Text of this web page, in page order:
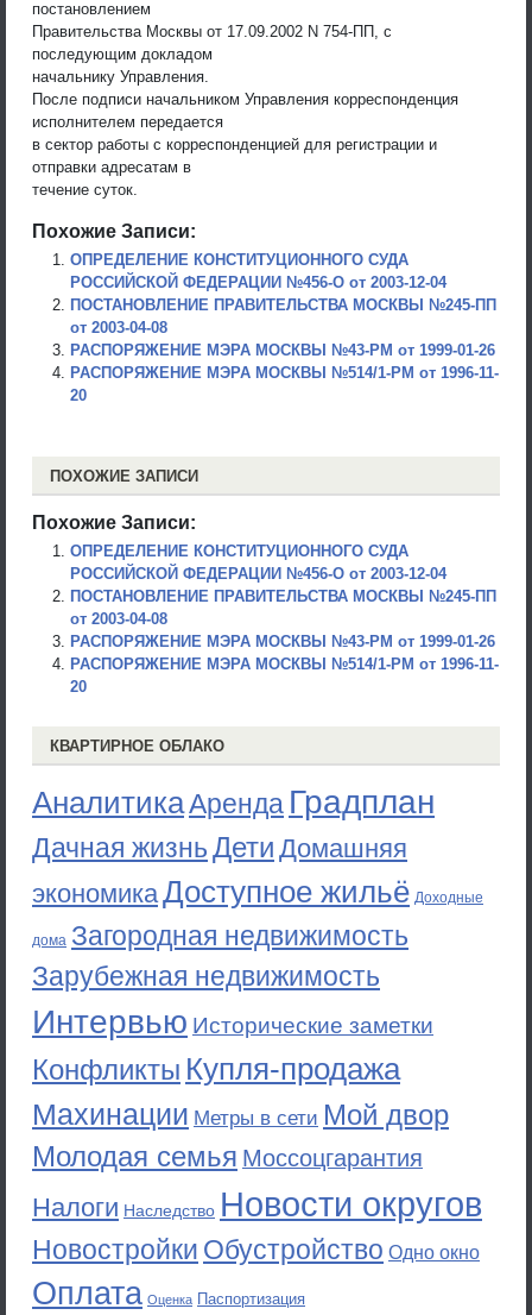
постановлением
Правительства Москвы от 17.09.2002 N 754-ПП, с
последующим докладом
начальнику Управления.
После подписи начальником Управления корреспонденция
исполнителем передается
в сектор работы с корреспонденцией для регистрации и
отправки адресатам в
течение суток.
Похожие Записи:
ОПРЕДЕЛЕНИЕ КОНСТИТУЦИОННОГО СУДА
РОССИЙСКОЙ ФЕДЕРАЦИИ №456-О от 2003-12-04
ПОСТАНОВЛЕНИЕ ПРАВИТЕЛЬСТВА МОСКВЫ №245-ПП
от 2003-04-08
РАСПОРЯЖЕНИЕ МЭРА МОСКВЫ №43-РМ от 1999-01-26
РАСПОРЯЖЕНИЕ МЭРА МОСКВЫ №514/1-РМ от 1996-11-
20
ПОХОЖИЕ ЗАПИСИ
Похожие Записи:
ОПРЕДЕЛЕНИЕ КОНСТИТУЦИОННОГО СУДА
РОССИЙСКОЙ ФЕДЕРАЦИИ №456-О от 2003-12-04
ПОСТАНОВЛЕНИЕ ПРАВИТЕЛЬСТВА МОСКВЫ №245-ПП
от 2003-04-08
РАСПОРЯЖЕНИЕ МЭРА МОСКВЫ №43-РМ от 1999-01-26
РАСПОРЯЖЕНИЕ МЭРА МОСКВЫ №514/1-РМ от 1996-11-
20
КВАРТИРНОЕ ОБЛАКО
АналитикаАренда Градплан
Дачная жизньДети Домашняя
экономикаДоступное жильё Доходные
дома Загородная недвижимость
Зарубежная недвижимость
Интервью Исторические заметки
Конфликты Купля-продажа
Махинации Метры в сети Мой двор
Молодая семья Моссоцгарантия
Налоги Наследство Новости округов
Новостройки Обустройство Одно окно
Оплата Оценка Паспортизация